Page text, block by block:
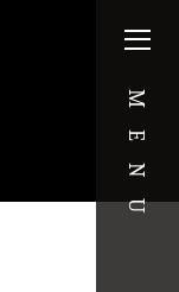
MENU